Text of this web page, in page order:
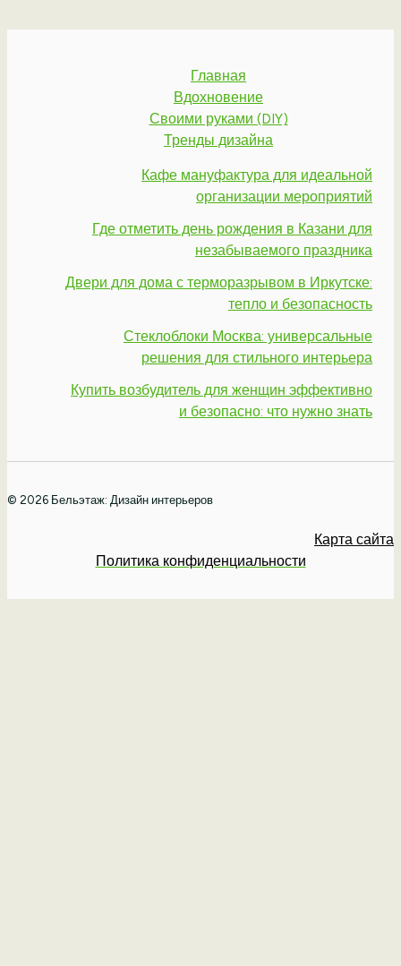
Главная
Вдохновение
Своими руками (DIY)
Тренды дизайна
Кафе мануфактура для идеальной
организации мероприятий
Где отметить день рождения в Казани для
незабываемого праздника
Двери для дома с терморазрывом в Иркутске:
тепло и безопасность
Стеклоблоки Москва: универсальные
решения для стильного интерьера
Купить возбудитель для женщин эффективно
и безопасно: что нужно знать
© 2026 Бельэтаж: Дизайн интерьеров
Карта сайта
Политика конфиденциальности